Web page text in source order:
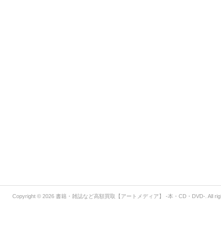
Copyright © 2026 書籍・雑誌など高額買取【アートメディア】 -本・CD・DVD- . All